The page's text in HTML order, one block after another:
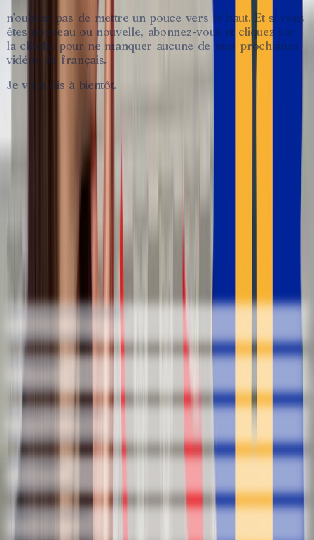
n'oubliez pas de mettre un pouce vers le haut. Et si vous
êtes nouveau ou nouvelle, abonnez-vous et cliquez sur
la cloche pour ne manquer aucune de mes prochaines
vidéos de français.
Je vous dis à bientôt.
Lis la fiche complète, sauvegarde tes
une évasion fulgurante
a sudden escape
s’échapper
to escape
la caisse en carton
the cardboard box
être traqué
to be hunted
rapport suspect